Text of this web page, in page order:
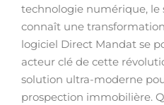
technologie numérique, le
connaît une
logiciel Direct Mandat se
acteur clé de cette
solution ultra-moderne
prospection immobilière.